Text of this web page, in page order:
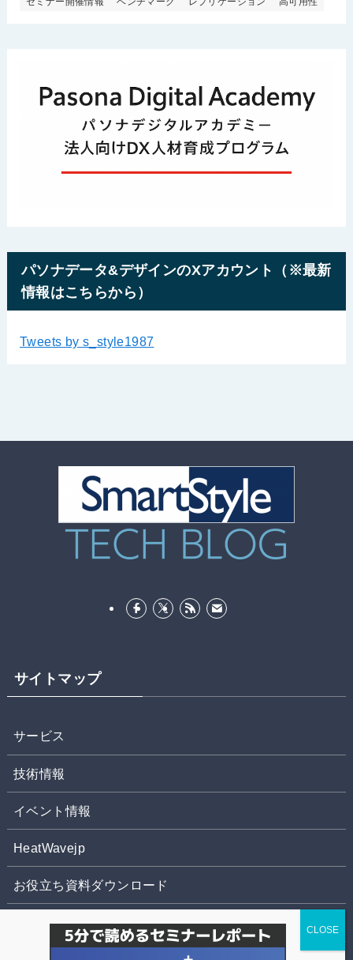
パソナデータ&デザインのXアカウント（※最新
情報はこちらから）
Tweets by s_style1987
サイトマップ
サービス
技術情報
イベント情報
HeatWavejp
お役立ち資料ダウンロード
お問合せ